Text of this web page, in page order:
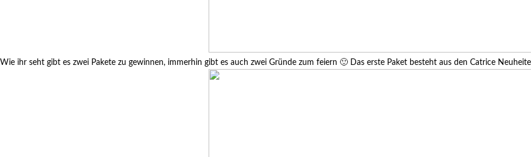
Wie ihr seht gibt es zwei Pakete zu gewinnen, immerhin gibt es auch zwei Gründe zum feiern 🙂 Das erste Paket besteht aus den Catrice